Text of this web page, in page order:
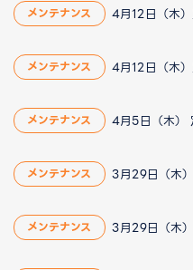
メンテナンス 4月12日（木
メンテナンス
メンテナンス 4月5日（木）
メンテナンス 3月29日（木
メンテナンス 3月29日（木